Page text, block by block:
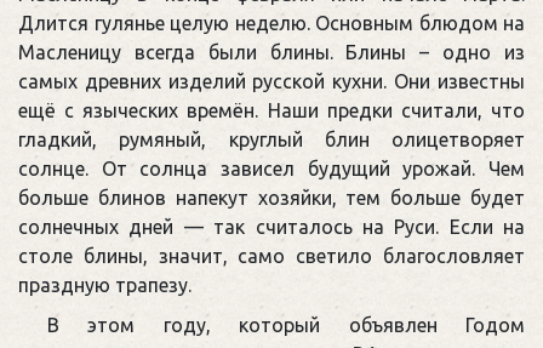
Длится гулянье целую неделю. Основным блюдом на
Масленицу всегда были блины. Блины – одно из
самых древних изделий русской кухни. Они известны
ещё с языческих времён. Наши предки считали, что
гладкий, румяный, круглый блин олицетворяет
солнце. От солнца зависел будущий урожай. Чем
больше блинов напекут хозяйки, тем больше будет
солнечных дней — так считалось на Руси. Если на
столе блины, значит, само светило благословляет
праздную трапезу.
В этом году, который объявлен Годом